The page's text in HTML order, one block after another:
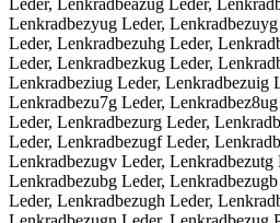
Leder, Lenkradbeazug Leder,
Lenkradbezyug Leder,
Leder, Lenkradbezuhg Leder,
Leder, Lenkradbezkug Leder,
Lenkradbeziug Leder, Lenkradbezuig
Lenkradbezu7g Leder,
Leder, Lenkradbezurg Leder,
Leder, Lenkradbezugf Leder,
Lenkradbezugv Leder, Lenkradbezutg
Lenkradbezubg Leder,
Leder, Lenkradbezugh Leder,